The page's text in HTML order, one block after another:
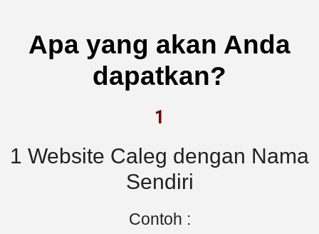
Apa yang akan Anda
dapatkan?
1
1 Website Caleg dengan Nama
Sendiri
Contoh :